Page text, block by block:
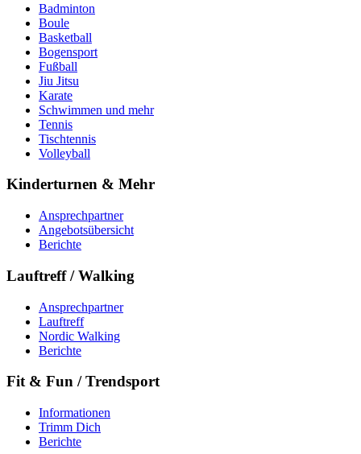
Badminton
Boule
Basketball
Bogensport
Fußball
Jiu Jitsu
Karate
Schwimmen und mehr
Tennis
Tischtennis
Volleyball
Kinderturnen & Mehr
Ansprechpartner
Angebotsübersicht
Berichte
Lauftreff / Walking
Ansprechpartner
Lauftreff
Nordic Walking
Berichte
Fit & Fun / Trendsport
Informationen
Trimm Dich
Berichte